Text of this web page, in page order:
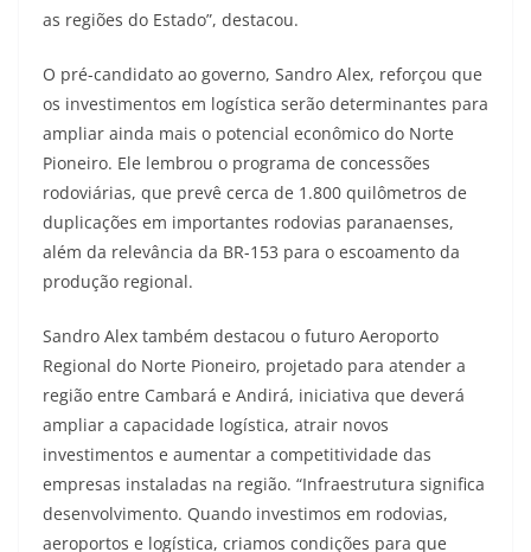
as regiões do Estado”, destacou.
O pré-candidato ao governo, Sandro Alex, reforçou que
os investimentos em logística serão determinantes para
ampliar ainda mais o potencial econômico do Norte
Pioneiro. Ele lembrou o programa de concessões
rodoviárias, que prevê cerca de 1.800 quilômetros de
duplicações em importantes rodovias paranaenses,
além da relevância da BR-153 para o escoamento da
produção regional.
Sandro Alex também destacou o futuro Aeroporto
Regional do Norte Pioneiro, projetado para atender a
região entre Cambará e Andirá, iniciativa que deverá
ampliar a capacidade logística, atrair novos
investimentos e aumentar a competitividade das
empresas instaladas na região. “Infraestrutura significa
desenvolvimento. Quando investimos em rodovias,
aeroportos e logística, criamos condições para que